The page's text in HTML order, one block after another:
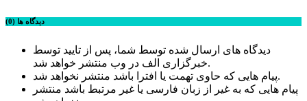
دیدگاه ها (0)
دیدگاه های ارسال شده توسط شما، پس از تایید توسط
خبرگزاری الف در وب منتشر خواهد شد.
پیام هایی که حاوی تهمت یا افترا باشد منتشر نخواهد شد.
پیام هایی که به غیر از زبان فارسی یا غیر مرتبط باشد منتشر